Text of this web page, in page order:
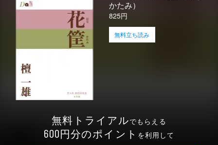
かたみ）
825円
無料立ち読み
無料トライアルでもらえる
600円分のポイント を利用して